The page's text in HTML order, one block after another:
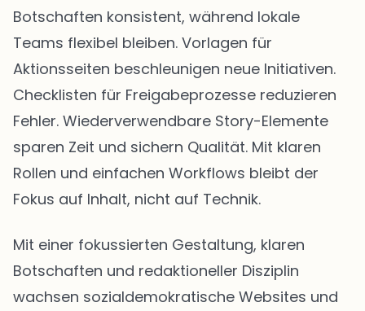
Botschaften konsistent, während lokale
Teams flexibel bleiben. Vorlagen für
Aktionsseiten beschleunigen neue Initiativen.
Checklisten für Freigabeprozesse reduzieren
Fehler. Wiederverwendbare Story-Elemente
sparen Zeit und sichern Qualität. Mit klaren
Rollen und einfachen Workflows bleibt der
Fokus auf Inhalt, nicht auf Technik.
Mit einer fokussierten Gestaltung, klaren
Botschaften und redaktioneller Disziplin
wachsen sozialdemokratische Websites und